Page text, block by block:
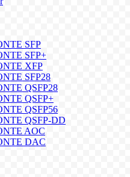
SFP
SFP+
XFP
SFP28
QSFP28
QSFP+
QSFP56
QSFP-DD
AOC
DAC